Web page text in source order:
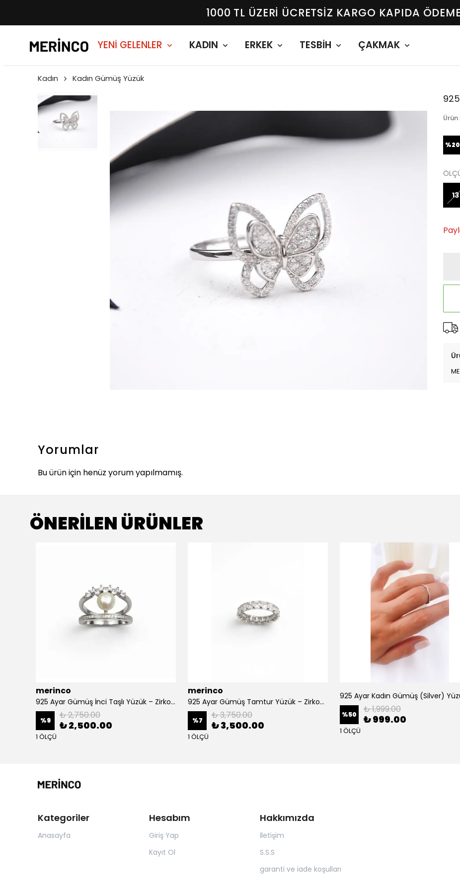
1000 TL ÜZERI ÜCRETSIZ KARGO KAPIDA ÖDEME
YENİ GELENLER KADIN ERKEK TESBİH ÇAKMAK
Kadın Kadın Gümüş Yüzük
%20
13
Yorumlar
Bu ürün için henüz yorum yapılmamış.
ÖNERİLEN ÜRÜNLER
merinco
925 Ayar Gümüş İnci Taşlı Yüzük – Zirkon Taşlı Şık Kadın Yüzük Modeli
%9 ₺ 2,750.00
₺ 2,500.00
1 ÖLÇÜ
merinco
925 Ayar Gümüş Tamtur Yüzük – Zirkon Taşlı Şık Kadın Yüzük Modeli
%7 ₺ 3,750.00
₺ 3,500.00
1 ÖLÇÜ
925 Ayar Kadın Gümüş (Silver)
%50 ₺ 1,999.00
₺ 999.00
1 ÖLÇÜ
Kategoriler
Anasayfa
Hesabım
Giriş Yap
Kayıt Ol
Hakkımızda
İletişim
S.S.S
garanti ve iade koşulları